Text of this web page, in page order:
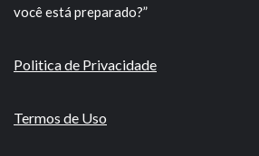
você está preparado?”
Politica de Privacidade
Termos de Uso